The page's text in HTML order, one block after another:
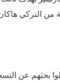
بحثهم عن